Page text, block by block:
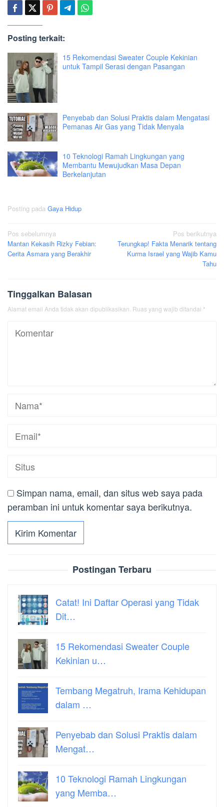
Posting terkait:
15 Rekomendasi Sweater Couple Kekinian
untuk Tampil Serasi dengan Pasangan
Penyebab dan Solusi Praktis dalam Mengatasi
Pemanas Air Gas yang Tidak Menyala
10 Teknologi Ramah Lingkungan yang
Membantu Mewujudkan Masa Depan
Berkelanjutan
Posting pada Gaya Hidup
Navigasi
pos
Pos sebelumnya
Mantan Kekasih Rizky Febian:
Cerita Asmara yang Berakhir
Pos berikutnya
Terungkap! Fakta Menarik tentang
Kurma Israel yang Wajib Kamu
Tahu
Tinggalkan Balasan
Alamat email Anda tidak akan dipublikasikan. Ruas yang wajib ditandai *
Simpan nama, email, dan situs web saya pada
peramban ini untuk komentar saya berikutnya.
Postingan Terbaru
Catat! Ini Daftar Operasi yang Tidak
Dit…
15 Rekomendasi Sweater Couple
Kekinian u…
Tembang Megatruh, Irama Kehidupan
dalam …
Penyebab dan Solusi Praktis dalam
Mengat…
10 Teknologi Ramah Lingkungan
yang Memba…